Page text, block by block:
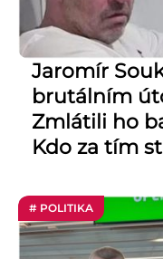
Jaromír
brutálním
Zmlátili ho
Kdo za tím
# POLITIKA